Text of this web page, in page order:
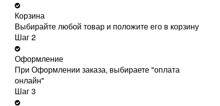
Корзина
Выбирайте любой товар и положите его в корзину
Шаг 2
Оформление
При Оформлении заказа, выбираете "оплата
онлайн"
Шаг 3